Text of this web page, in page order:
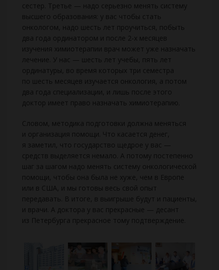
сестер. Третье — надо серьезно менять систему
высшего образования: у вас чтобы стать
онкологом, надо шесть лет проучиться, побыть
два года ординатором и после 2-х месяцев
изучения химиотерапии врач может уже назначать
лечение. У нас — шесть лет учебы, пять лет
ординатуры, во время которых три семестра
по шесть месяцев изучается онкология, а потом
два года специализации, и лишь после этого
доктор имеет право назначать химиотерапию.
Словом, методика подготовки должна меняться
и организация помощи. Что касается денег,
я заметил, что государство щедрое у вас —
средств выделяется немало. А потому постепенно
шаг за шагом надо менять систему онкологической
помощи, чтобы она была не хуже, чем в Европе
или в США, и мы готовы весь свой опыт
передавать. В итоге, в выигрыше будут и пациенты,
и врачи. А доктора у вас прекрасные — десант
из Петербурга прекрасное тому подтверждение.